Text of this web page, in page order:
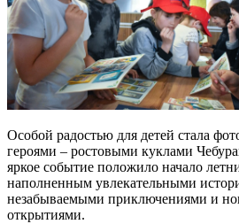
Особой радостью для детей стала
героями – ростовыми куклами
яркое событие положило начало
наполненным увлекательными
незабываемыми приключениями и
открытиями.